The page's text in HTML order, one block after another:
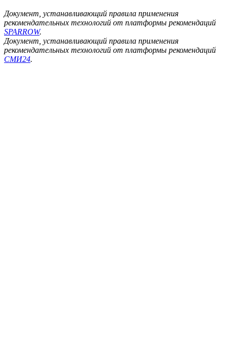
Документ, устанавливающий правила применения
рекомендательных технологий от платформы рекомендаций
SPARROW.
Документ, устанавливающий правила применения
рекомендательных технологий от платформы рекомендаций
СМИ24.